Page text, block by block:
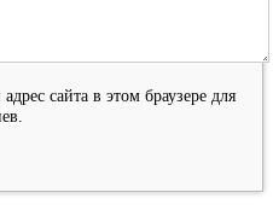
сайта в этом браузере для